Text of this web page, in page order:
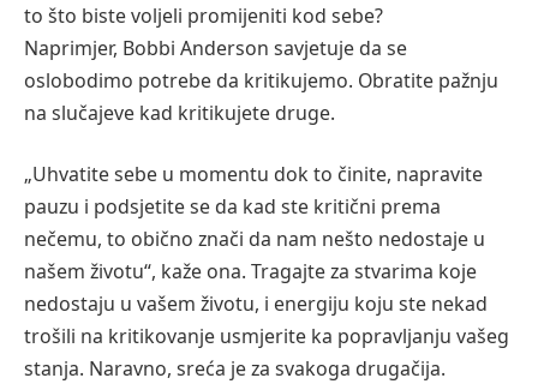
to što biste voljeli promijeniti kod sebe?
Naprimjer, Bobbi Anderson savjetuje da se
oslobodimo potrebe da kritikujemo. Obratite pažnju
na slučajeve kad kritikujete druge.
„Uhvatite sebe u momentu dok to činite, napravite
pauzu i podsjetite se da kad ste kritični prema
nečemu, to obično znači da nam nešto nedostaje u
našem životu“, kaže ona. Tragajte za stvarima koje
nedostaju u vašem životu, i energiju koju ste nekad
trošili na kritikovanje usmjerite ka popravljanju vašeg
stanja. Naravno, sreća je za svakoga drugačija.